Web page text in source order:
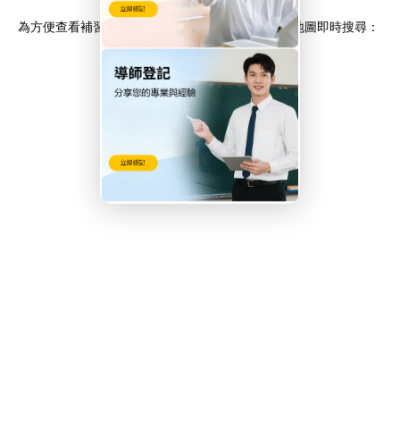
為方便查看補習地點及規劃交通，可使用 Google 地圖即時搜尋：